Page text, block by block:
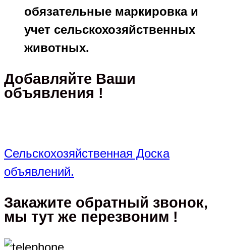
обязательные маркировка и
учет сельскохозяйственных
животных.
Добавляйте Ваши
объявления !
Сельскохозяйственная Доска
объявлений.
Закажите обратный звонок,
мы тут же перезвоним !